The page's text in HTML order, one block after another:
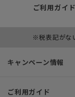
ご利用ガイド
※税表記がな
キャンペーン情報
ご利用ガイド